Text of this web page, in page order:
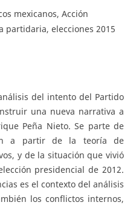
mexicanos, Acción
partidaria, elecciones 2015
del intento del Partido
una nueva narrativa a
Peña Nieto. Se parte de
a partir de la teoría de
y de la situación que vivió
presidencial de 2012.
es el contexto del análisis
los conflictos internos,